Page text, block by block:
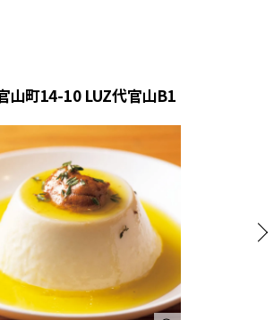
山町14-10 LUZ代官山B1